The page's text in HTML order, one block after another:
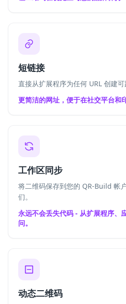
短链接
直接从扩展程序为任何 URL 创建可
更简洁的网址，便于在社交平台和
工作区同步
将二维码保存到您的 QR-Build 帐
们。
永远不会丢失代码 - 从扩展程序、
问。
动态二维码